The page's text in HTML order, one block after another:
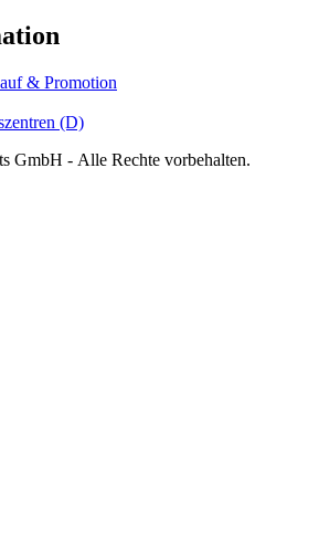
& Promotion
(D)
GmbH - Alle Rechte vorbehalten.